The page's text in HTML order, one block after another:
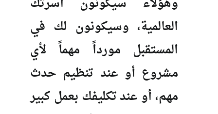
العالمية، وسيكونون لك في
المستقبل مورداً مهماً لأي
مشروع أو عند تنظيم حدث
مهم، أو عند تكليفك بعمل كبير